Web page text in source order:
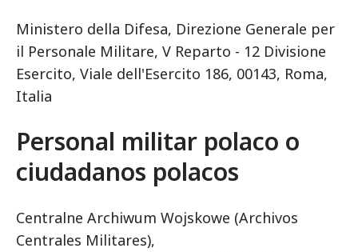
Ministero della Difesa, Direzione Generale per
il Personale Militare, V Reparto - 12 Divisione
Esercito, Viale dell'Esercito 186, 00143, Roma,
Italia
Personal militar polaco o
ciudadanos polacos
Centralne Archiwum Wojskowe (Archivos
Centrales Militares),